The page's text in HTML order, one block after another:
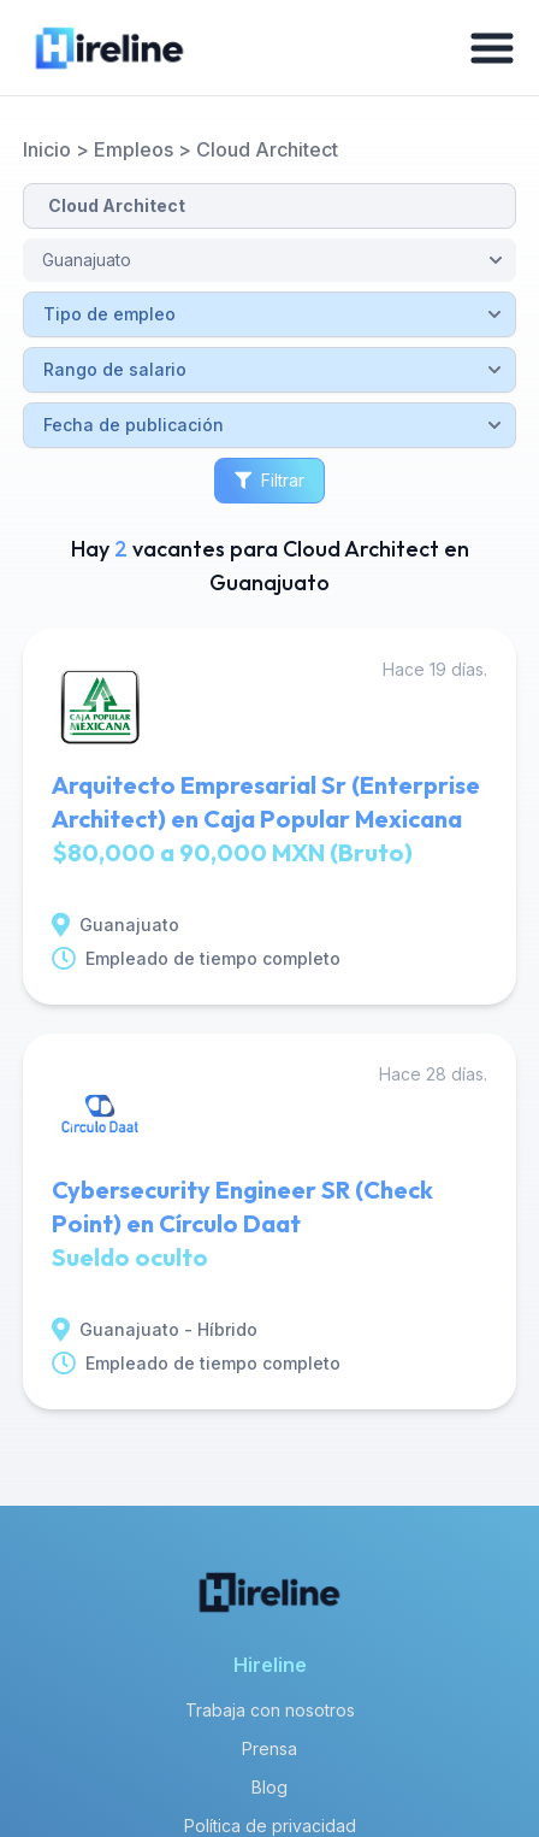
Inicio > Empleos> Cloud Architect
Filtrar
Hay 2 vacantes para Cloud Architect en
Guanajuato
Hace 19 días.
Arquitecto Empresarial Sr (Enterprise
Architect) en Caja Popular Mexicana
$80,000 a 90,000 MXN (Bruto)
Guanajuato
Empleado de tiempo completo
Hace 28 días.
Cybersecurity Engineer SR (Check
Point) en Círculo Daat
Sueldo oculto
Guanajuato - Híbrido
Empleado de tiempo completo
Hireline
Trabaja con nosotros
Prensa
Blog
Política de privacidad